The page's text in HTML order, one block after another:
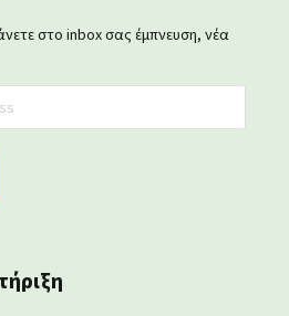
στο inbox σας έμπνευση, νέα